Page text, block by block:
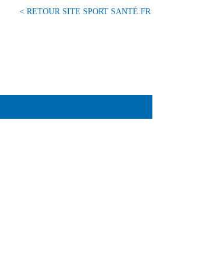
< RETOUR SITE SPORT SANTÉ.FR